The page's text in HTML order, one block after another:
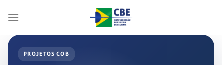
PROJETOS COB